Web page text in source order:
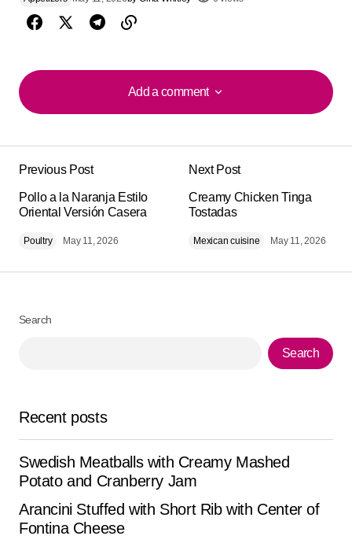
Add a comment
Add a comment
Required fields are marked*
Comment*
Previous Post
Pollo a la Naranja Estilo
Oriental Versión Casera
Poultry May 11, 2026
Next Post
Creamy Chicken Tinga
Tostadas
Mexican cuisine May 11, 2026
Search
Search
Recent posts
Swedish Meatballs with Creamy Mashed
Potato and Cranberry Jam
Arancini Stuffed with Short Rib with Center of
Fontina Cheese